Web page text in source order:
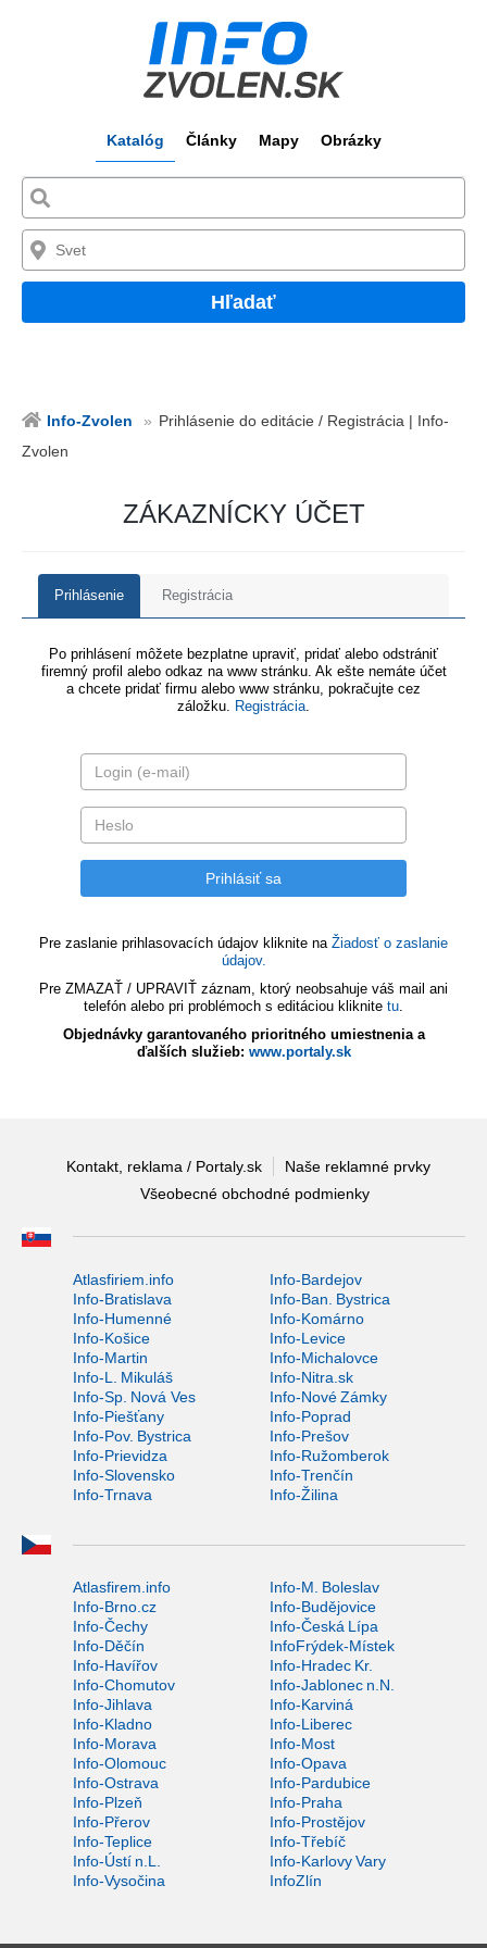
Katalóg Články Mapy Obrázky
Hľadať
Info-Zvolen
Prihlásenie do editácie / Registrácia | Info-
Zvolen
ZÁKAZNÍCKY ÚČET
Prihlásenie Registrácia
Po prihlásení môžete bezplatne upraviť, pridať alebo odstrániť
firemný profil alebo odkaz na www stránku. Ak ešte nemáte účet
a chcete pridať firmu alebo www stránku, pokračujte cez
záložku. Registrácia.
Pre zaslanie prihlasovacích údajov kliknite na Žiadosť o zaslanie
údajov.
Pre ZMAZAŤ / UPRAVIŤ záznam, ktorý neobsahuje váš mail ani
telefón alebo pri problémoch s editáciou kliknite tu.
Objednávky garantovaného prioritného umiestnenia a
ďalších služieb: www.portaly.sk
Kontakt, reklama / Portaly.sk
Naše reklamné prvky
Všeobecné obchodné podmienky
Atlasfiriem.info
Info-Bardejov
Info-Bratislava
Info-Ban. Bystrica
Info-Humenné
Info-Komárno
Info-Košice
Info-Levice
Info-Martin
Info-Michalovce
Info-L. Mikuláš
Info-Nitra.sk
Info-Sp. Nová Ves
Info-Nové Zámky
Info-Piešťany
Info-Poprad
Info-Pov. Bystrica
Info-Prešov
Info-Prievidza
Info-Ružomberok
Info-Slovensko
Info-Trenčín
Info-Trnava
Info-Žilina
Atlasfirem.info
Info-M. Boleslav
Info-Brno.cz
Info-Budějovice
Info-Čechy
Info-Česká Lípa
Info-Děčín
InfoFrýdek-Místek
Info-Havířov
Info-Hradec Kr.
Info-Chomutov
Info-Jablonec n.N.
Info-Jihlava
Info-Karviná
Info-Kladno
Info-Liberec
Info-Morava
Info-Most
Info-Olomouc
Info-Opava
Info-Ostrava
Info-Pardubice
Info-Plzeň
Info-Praha
Info-Přerov
Info-Prostějov
Info-Teplice
Info-Třebíč
Info-Ústí n.L.
Info-Karlovy Vary
Info-Vysočina
InfoZlín